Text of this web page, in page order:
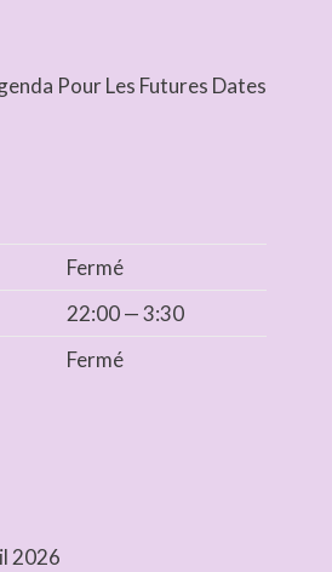
Pour Les Futures Dates
Fermé
22:00 — 3:30
Fermé
2026